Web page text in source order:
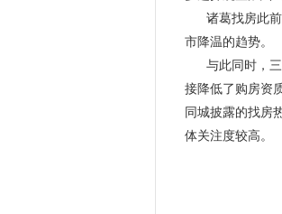
诸葛找房此
市降温的趋势。
与此同时，
接降低了购房资
同城披露的找房
体关注度较高。